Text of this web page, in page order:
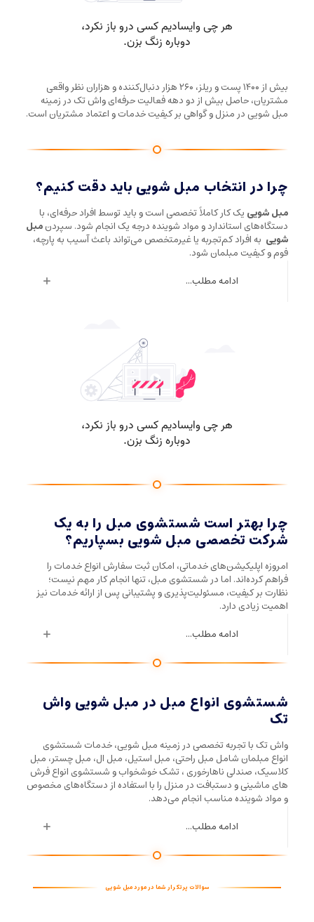
بیش از ۱۴۰۰ پست و ریلز، ۲۶۰ هزار دنبال‌کننده و هزاران نظر واقعی
مشتریان، حاصل بیش از دو دهه فعالیت حرفه‌ای واش تک در زمینه
مبل شویی در منزل و گواهی بر کیفیت خدمات و اعتماد مشتریان است.
چرا در انتخاب مبل شویی باید دقت کنیم؟
مبل شویی یک کار کاملاً تخصصی است و باید توسط افراد حرفه‌ای، با
دستگاه‌های استاندارد و مواد شوینده درجه یک انجام شود. سپردنمبل
شویی به افراد کم‌تجربه یا غیرمتخصص می‌تواند باعث آسیب به پارچه،
فوم و کیفیت مبلمان شود.
ادامه مطلب...
چرا بهتر است شستشوی مبل را به یک
شرکت تخصصی مبل شویی بسپاریم؟
امروزه اپلیکیشن‌های خدماتی، امکان ثبت سفارش انواع خدمات را
فراهم کرده‌اند. اما در شستشوی مبل، تنها انجام کار مهم نیست؛
نظارت بر کیفیت، مسئولیت‌پذیری و پشتیبانی پس از ارائه خدمات نیز
اهمیت زیادی دارد.
ادامه مطلب...
شستشوی انواع مبل در مبل شویی واش
تک
واش تک با تجربه تخصصی در زمینه مبل شویی، خدمات شستشوی
انواع مبلمان شامل مبل راحتی، مبل استیل، مبل ال، مبل چستر، مبل
کلاسیک، صندلی ناهارخوری ، تشک خوشخواب و شستشوی انواع فرش
های ماشینی و دستبافت در منزل را با استفاده از دستگاه‌های مخصوص
و مواد شوینده مناسب انجام می‌دهد.
ادامه مطلب...
سوالات پرتکرار شما در مورد مبل شویی